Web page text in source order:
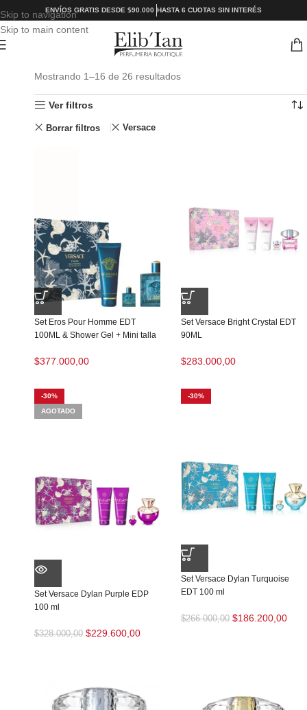
Skip to navigation
Skip to main content
ENVÍOS GRATIS DESDE $90.000 HASTA 6 CUOTAS SIN INTERÉS
Mostrando 1–16 de 26 resultados
Ver filtros
Borrar filtros Versace
Set Eros Pour Homme EDT
100ML & Shower Gel + Mini talla
$377.000,00
Set Versace Bright Crystal EDT
90ML
$283.000,00
-30%
AGOTADO
Set Versace Dylan Purple EDP
100 ml
$328.000,00 $229.600,00
-30%
Set Versace Dylan Turquoise
EDT 100 ml
$266.000,00 $186.200,00